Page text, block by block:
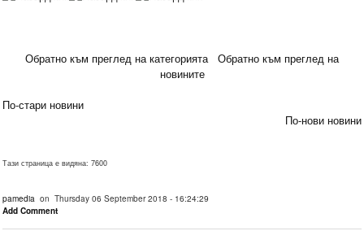
Обратно към преглед на категорията
Обратно към преглед на
новините
По-стари новини
По-нови новини
Тази страница е видяна: 7600
pamedia on Thursday 06 September 2018 - 16:24:29
Add Comment